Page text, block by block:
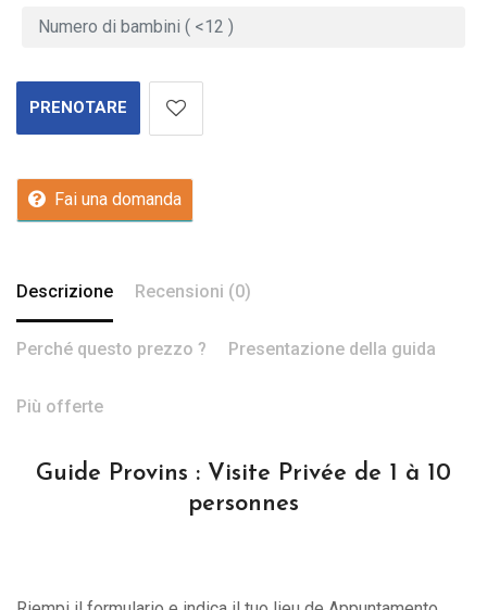
PRENOTARE
Fai una domanda
Descrizione Recensioni (0)
Perché questo prezzo ? Presentazione della guida
Più offerte
Guide Provins : Visite Privée de 1 à 10
personnes